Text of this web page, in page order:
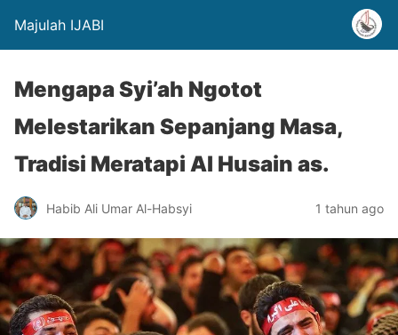
Majulah IJABI
Mengapa Syi’ah Ngotot
Melestarikan Sepanjang Masa,
Tradisi Meratapi Al Husain as.
Habib Ali Umar Al-Habsyi 1 tahun ago